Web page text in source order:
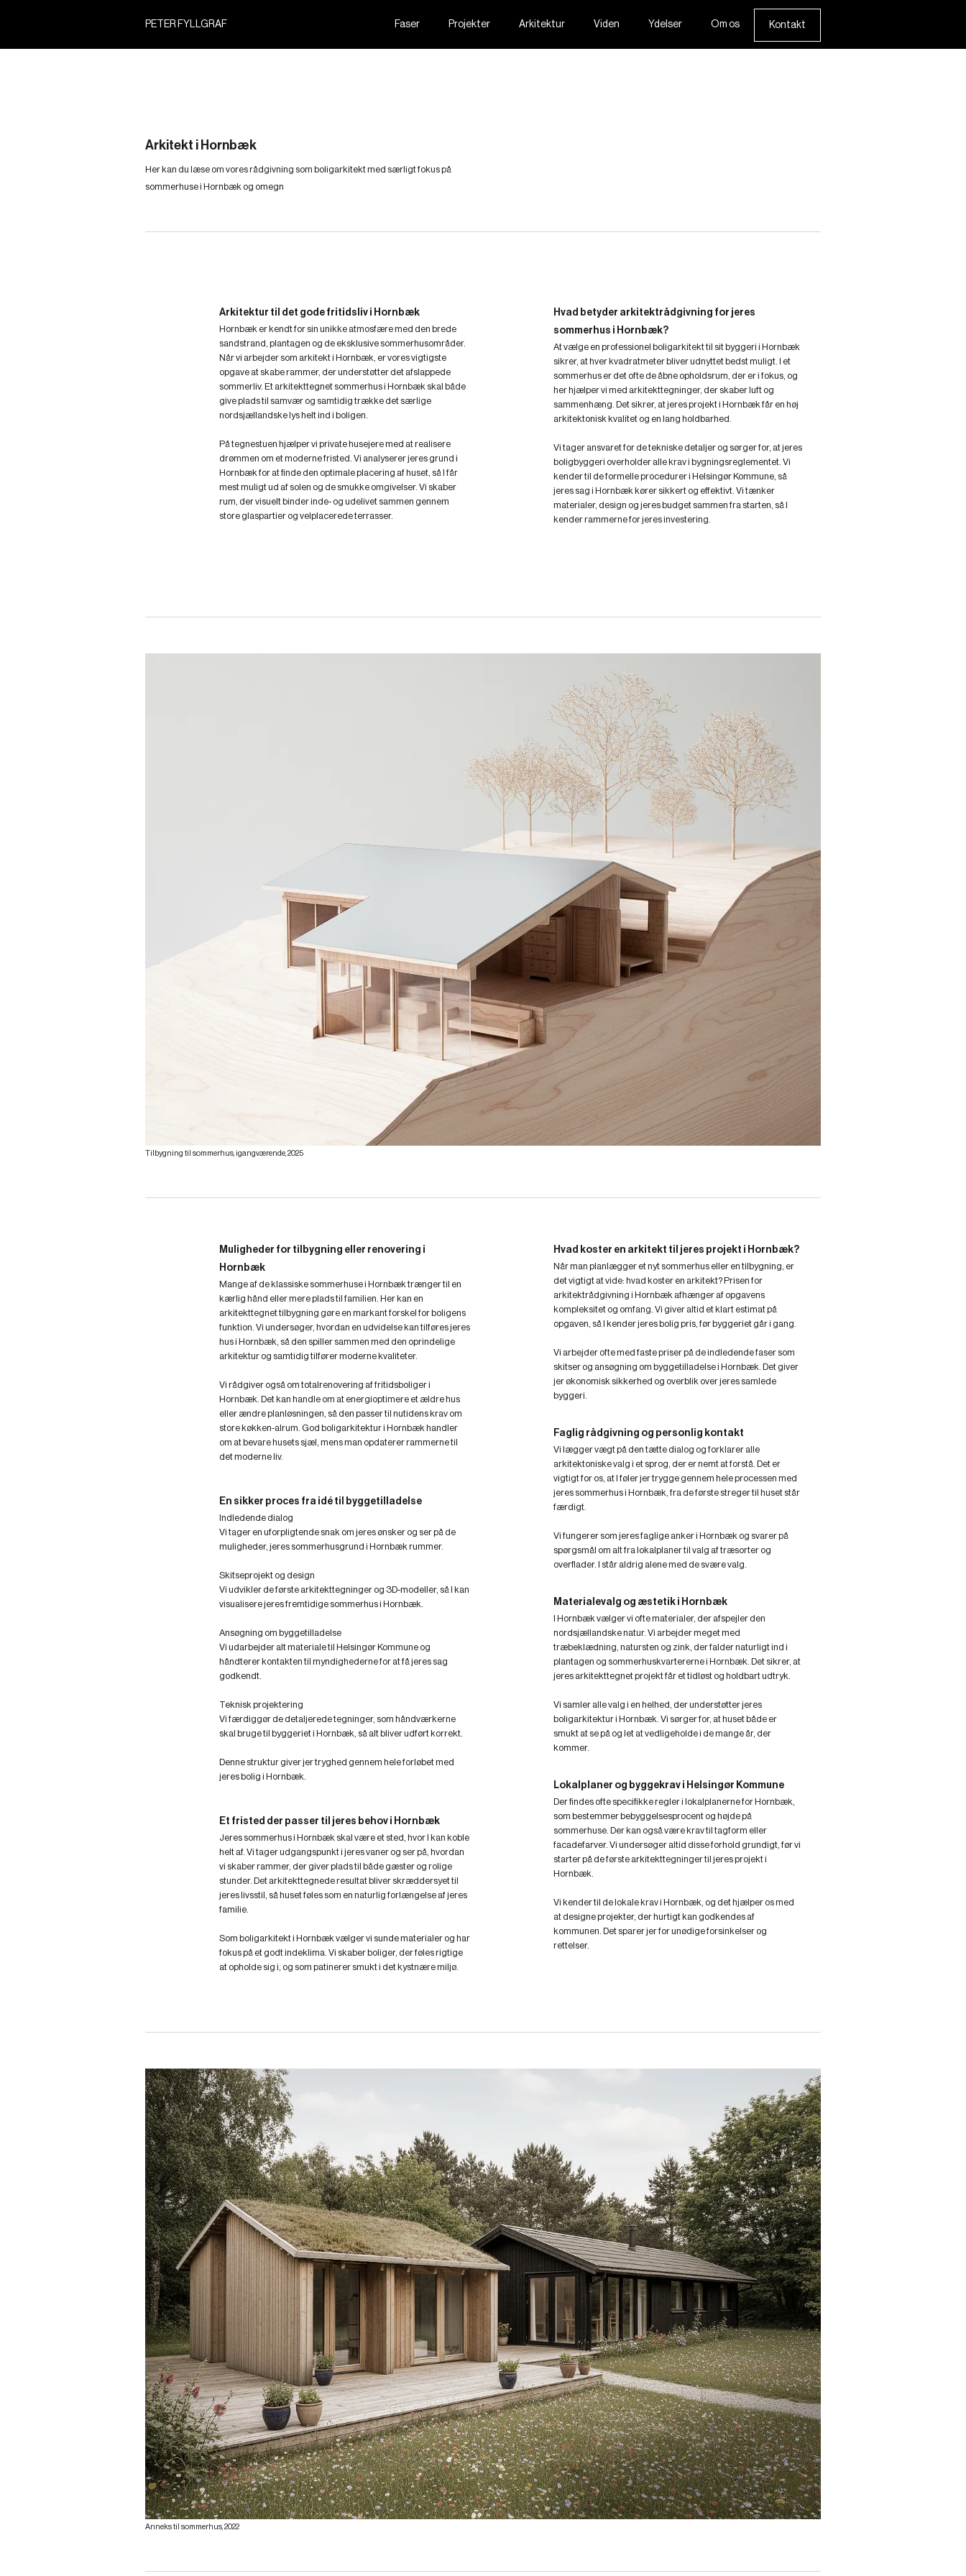
PETER FYLLGRAF Faser Projekter Arkitektur Viden Ydelser Om os Kontakt
Arkitekt i Hornbæk
Her kan du læse om vores rådgivning som boligarkitekt med særligt fokus på
sommerhuse i Hornbæk og omegn
Arkitektur til det gode fritidsliv i Hornbæk
Hornbæk er kendt for sin unikke atmosfære med den brede
sandstrand, plantagen og de eksklusive sommerhusområder.
Når vi arbejder som arkitekt i Hornbæk, er vores vigtigste
opgave at skabe rammer, der understøtter det afslappede
sommerliv. Et arkitekttegnet sommerhus i Hornbæk skal både
give plads til samvær og samtidig trække det særlige
nordsjællandske lys helt ind i boligen.
På tegnestuen hjælper vi private husejere med at realisere
drømmen om et moderne fristed. Vi analyserer jeres grund i
Hornbæk for at finde den optimale placering af huset, så I får
mest muligt ud af solen og de smukke omgivelser. Vi skaber
rum, der visuelt binder inde- og udelivet sammen gennem
store glaspartier og velplacerede terrasser.
Hvad betyder arkitektrådgivning for jeres
sommerhus i Hornbæk?
At vælge en professionel boligarkitekt til sit byggeri i Hornbæk
sikrer, at hver kvadratmeter bliver udnyttet bedst muligt. I et
sommerhus er det ofte de åbne opholdsrum, der er i fokus, og
her hjælper vi med arkitekttegninger, der skaber luft og
sammenhæng. Det sikrer, at jeres projekt i Hornbæk får en høj
arkitektonisk kvalitet og en lang holdbarhed.
Vi tager ansvaret for de tekniske detaljer og sørger for, at jeres
boligbyggeri overholder alle krav i bygningsreglementet. Vi
kender til de formelle procedurer i Helsingør Kommune, så
jeres sag i Hornbæk kører sikkert og effektivt. Vi tænker
materialer, design og jeres budget sammen fra starten, så I
kender rammerne for jeres investering.
Tilbygning til sommerhus, igangværende, 2025
Muligheder for tilbygning eller renovering i
Hornbæk
Mange af de klassiske sommerhuse i Hornbæk trænger til en
kærlig hånd eller mere plads til familien. Her kan en
arkitekttegnet tilbygning gøre en markant forskel for boligens
funktion. Vi undersøger, hvordan en udvidelse kan tilføres jeres
hus i Hornbæk, så den spiller sammen med den oprindelige
arkitektur og samtidig tilfører moderne kvaliteter.
Vi rådgiver også om totalrenovering af fritidsboliger i
Hornbæk. Det kan handle om at energioptimere et ældre hus
eller ændre planløsningen, så den passer til nutidens krav om
store køkken-alrum. God boligarkitektur i Hornbæk handler
om at bevare husets sjæl, mens man opdaterer rammerne til
det moderne liv.
En sikker proces fra idé til byggetilladelse
Indledende dialog
Vi tager en uforpligtende snak om jeres ønsker og ser på de
muligheder, jeres sommerhusgrund i Hornbæk rummer.
Skitseprojekt og design
Vi udvikler de første arkitekttegninger og 3D-modeller, så I kan
visualisere jeres fremtidige sommerhus i Hornbæk.
Ansøgning om byggetilladelse
Vi udarbejder alt materiale til Helsingør Kommune og
håndterer kontakten til myndighederne for at få jeres sag
godkendt.
Teknisk projektering
Vi færdiggør de detaljerede tegninger, som håndværkerne
skal bruge til byggeriet i Hornbæk, så alt bliver udført korrekt.
Denne struktur giver jer tryghed gennem hele forløbet med
jeres bolig i Hornbæk.
Et fristed der passer til jeres behov i Hornbæk
Jeres sommerhus i Hornbæk skal være et sted, hvor I kan koble
helt af. Vi tager udgangspunkt i jeres vaner og ser på, hvordan
vi skaber rammer, der giver plads til både gæster og rolige
stunder. Det arkitekttegnede resultat bliver skræddersyet til
jeres livsstil, så huset føles som en naturlig forlængelse af jeres
familie.
Som boligarkitekt i Hornbæk vælger vi sunde materialer og har
fokus på et godt indeklima. Vi skaber boliger, der føles rigtige
at opholde sig i, og som patinerer smukt i det kystnære miljø.
Hvad koster en arkitekt til jeres projekt i Hornbæk?
Når man planlægger et nyt sommerhus eller en tilbygning, er
det vigtigt at vide: hvad koster en arkitekt? Prisen for
arkitektrådgivning i Hornbæk afhænger af opgavens
kompleksitet og omfang. Vi giver altid et klart estimat på
opgaven, så I kender jeres bolig pris, før byggeriet går i gang.
Vi arbejder ofte med faste priser på de indledende faser som
skitser og ansøgning om byggetilladelse i Hornbæk. Det giver
jer økonomisk sikkerhed og overblik over jeres samlede
byggeri.
Faglig rådgivning og personlig kontakt
Vi lægger vægt på den tætte dialog og forklarer alle
arkitektoniske valg i et sprog, der er nemt at forstå. Det er
vigtigt for os, at I føler jer trygge gennem hele processen med
jeres sommerhus i Hornbæk, fra de første streger til huset står
færdigt.
Vi fungerer som jeres faglige anker i Hornbæk og svarer på
spørgsmål om alt fra lokalplaner til valg af træsorter og
overflader. I står aldrig alene med de svære valg.
Materialevalg og æstetik i Hornbæk
I Hornbæk vælger vi ofte materialer, der afspejler den
nordsjællandske natur. Vi arbejder meget med
træbeklædning, natursten og zink, der falder naturligt ind i
plantagen og sommerhuskvartererne i Hornbæk. Det sikrer, at
jeres arkitekttegnet projekt får et tidløst og holdbart udtryk.
Vi samler alle valg i en helhed, der understøtter jeres
boligarkitektur i Hornbæk. Vi sørger for, at huset både er
smukt at se på og let at vedligeholde i de mange år, der
kommer.
Lokalplaner og byggekrav i Helsingør Kommune
Der findes ofte specifikke regler i lokalplanerne for Hornbæk,
som bestemmer bebyggelsesprocent og højde på
sommerhuse. Der kan også være krav til tagform eller
facadefarver. Vi undersøger altid disse forhold grundigt, før vi
starter på de første arkitekttegninger til jeres projekt i
Hornbæk.
Vi kender til de lokale krav i Hornbæk, og det hjælper os med
at designe projekter, der hurtigt kan godkendes af
kommunen. Det sparer jer for unødige forsinkelser og
rettelser.
Anneks til sommerhus, 2022